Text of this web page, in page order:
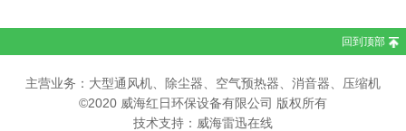
回到顶部
主营业务：大型通风机、除尘器、空气预热器、消音器、压缩机
©2020 威海红日环保设备有限公司 版权所有
技术支持：威海雷迅在线